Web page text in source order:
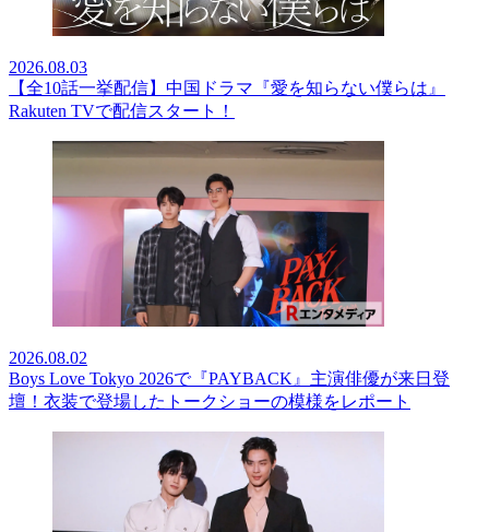
2026.08.03
【全10話一挙配信】中国ドラマ『愛を知らない僕らは』
Rakuten TVで配信スタート！
2026.08.02
Boys Love Tokyo 2026で『PAYBACK』主演俳優が来日登
壇！衣装で登場したトークショーの模様をレポート